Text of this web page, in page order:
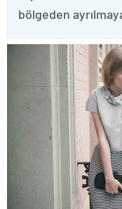
bölgeden